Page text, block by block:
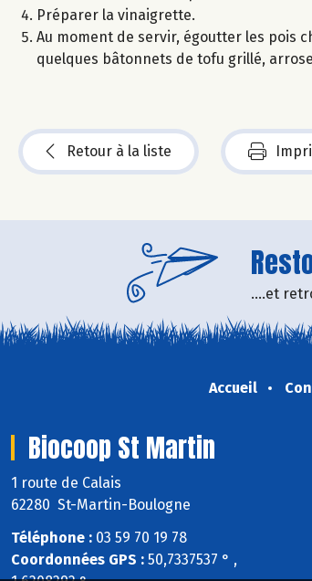
Préparer la vinaigrette.
Au moment de servir, égoutter les pois
quelques bâtonnets de tofu grillé,
Retour à la liste
....et
Accueil
Biocoop St Martin
1 route de Calais
62280 St-Martin-Boulogne
Téléphone : 03 59 70 19 78
Coordonnées GPS : 50,7337537 ° ,